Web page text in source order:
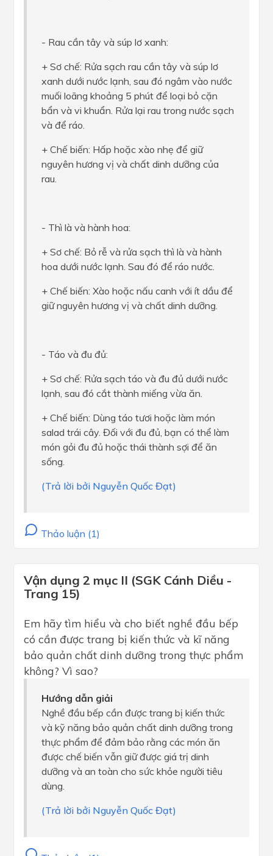
- Rau cần tây và súp lơ xanh:
+ Sơ chế: Rửa sạch rau cần tây và súp lơ
xanh dưới nước lạnh, sau đó ngâm vào nước
muối loãng khoảng 5 phút để loại bỏ cặn
bẩn và vi khuẩn. Rửa lại rau trong nước sạch
và để ráo.
+ Chế biến: Hấp hoặc xào nhẹ để giữ
nguyên hương vị và chất dinh dưỡng của
rau.
- Thì là và hành hoa:
+ Sơ chế: Bỏ rễ và rửa sạch thì là và hành
hoa dưới nước lạnh. Sau đó để ráo nước.
+ Chế biến: Xào hoặc nấu canh với ít dầu để
giữ nguyên hương vị và chất dinh dưỡng.
- Táo và đu đủ:
+ Sơ chế: Rửa sạch táo và đu đủ dưới nước
lạnh, sau đó cắt thành miếng vừa ăn.
+ Chế biến: Dùng táo tươi hoặc làm món
salad trái cây. Đối với đu đủ, bạn có thể làm
món gỏi đu đủ hoặc thái thành sợi để ăn
sống.
(Trả lời bởi Nguyễn Quốc Đạt)
Thảo luận (1)
Vận dụng 2 mục II (SGK Cánh Diều -
Trang 15)
Em hãy tìm hiểu và cho biết nghề đầu bếp
có cần được trang bị kiến thức và kĩ năng
bảo quản chất dinh dưỡng trong thực phẩm
không? Vì sao?
Hướng dẫn giải
Nghề đầu bếp cần được trang bị kiến thức
và kỹ năng bảo quản chất dinh dưỡng trong
thực phẩm để đảm bảo rằng các món ăn
được chế biến vẫn giữ được giá trị dinh
dưỡng và an toàn cho sức khỏe người tiêu
dùng.
(Trả lời bởi Nguyễn Quốc Đạt)